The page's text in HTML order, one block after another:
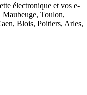
électronique et vos e-
Maubeuge, Toulon,
Blois, Poitiers, Arles,